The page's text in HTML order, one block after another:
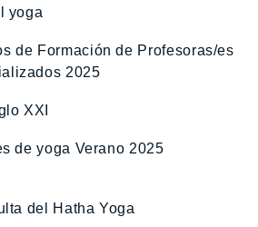
yoga
de Formación de Profesoras/es
2025
XXI
de yoga Verano 2025
del Hatha Yoga